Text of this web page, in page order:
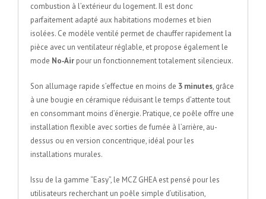
combustion à l’extérieur du logement. Il est donc
parfaitement adapté aux habitations modernes et bien
isolées. Ce modèle ventilé permet de chauffer rapidement la
pièce avec un ventilateur réglable, et propose également le
mode No‑Air pour un fonctionnement totalement silencieux.
Son allumage rapide s’effectue en moins de 3 minutes, grâce
à une bougie en céramique réduisant le temps d’attente tout
en consommant moins d’énergie. Pratique, ce poêle offre une
installation flexible avec sorties de fumée à l’arrière, au-
dessus ou en version concentrique, idéal pour les
installations murales.
Issu de la gamme “Easy”, le MCZ GHEA est pensé pour les
utilisateurs recherchant un poêle simple d’utilisation,